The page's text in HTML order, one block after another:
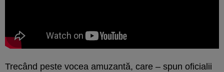
Trecând peste vocea amuzantă, care – spun oficialii